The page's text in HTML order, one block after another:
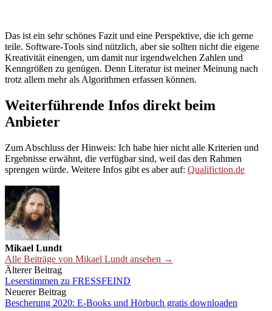
Das ist ein sehr schönes Fazit und eine Perspektive, die ich gerne
teile. Software-Tools sind nützlich, aber sie sollten nicht die eigene
Kreativität einengen, um damit nur irgendwelchen Zahlen und
Kenngrößen zu genügen. Denn Literatur ist meiner Meinung nach
trotz allem mehr als Algorithmen erfassen können.
Weiterführende Infos direkt beim
Anbieter
Zum Abschluss der Hinweis: Ich habe hier nicht alle Kriterien und
Ergebnisse erwähnt, die verfügbar sind, weil das den Rahmen
sprengen würde. Weitere Infos gibt es aber auf: Qualifiction.de
Mikael Lundt
Alle Beiträge von Mikael Lundt ansehen →
Beitrags-
Navigation
Älterer Beitrag
Leserstimmen zu FRESSFEIND
Neuerer Beitrag
Bescherung 2020: E-Books und Hörbuch gratis downloaden